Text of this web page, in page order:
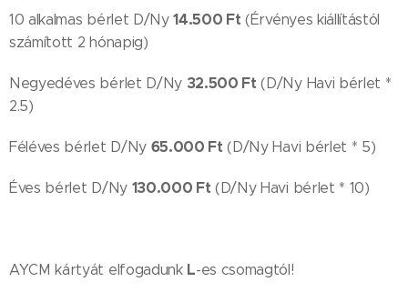
10 alkalmas bérlet D/Ny14.500 Ft (Érvényes kiállítástól
számított 2 hónapig)
Negyedéves bérlet D/Ny 32.500 Ft (D/Ny Havi bérlet *
2.5)
Féléves bérlet D/Ny 65.000 Ft (D/Ny Havi bérlet * 5)
Éves bérlet D/Ny 130.000 Ft (D/Ny Havi bérlet * 10)
AYCM kártyát elfogadunk L-es csomagtól!